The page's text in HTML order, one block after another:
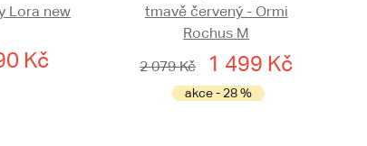
Lora new
Kč
tmavě červený - Ormi
Rochus M
2 079 Kč
1 499 Kč
akce - 28 %